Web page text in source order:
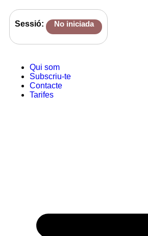
Sessió: No iniciada
Qui som
Subscriu-te
Contacte
Tarifes